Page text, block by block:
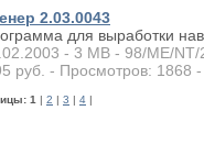
2.03.0043
для выработки
- 3 MB - 98/ME/
руб. - Просмотров: 1868 -
1 2 3 4